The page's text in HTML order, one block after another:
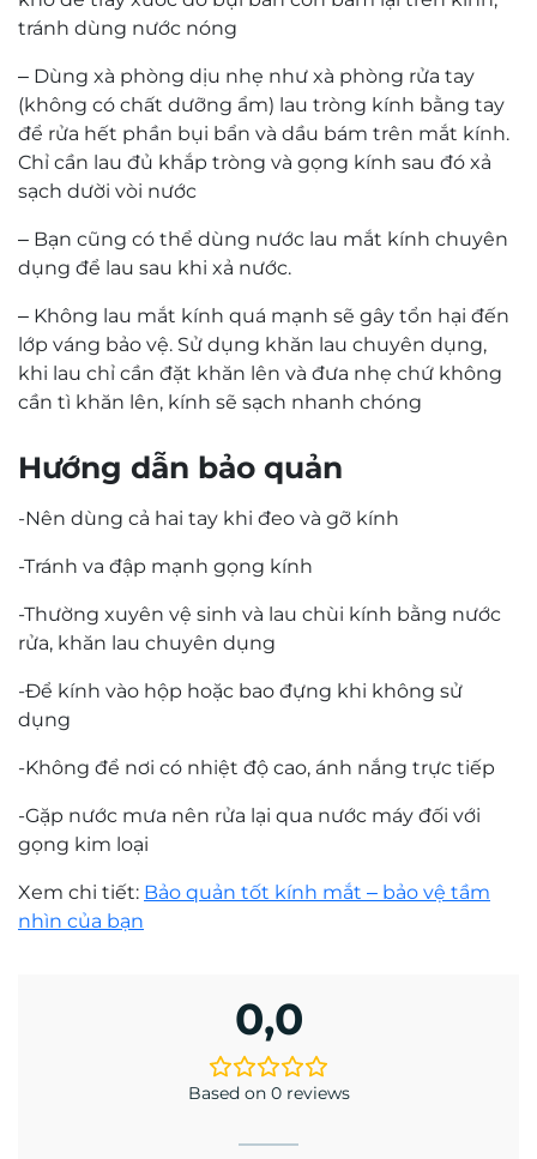
ý nhất!
tránh dùng nước nóng
– Dùng xà phòng dịu nhẹ như xà phòng rửa tay
(không có chất dưỡng ẩm) lau tròng kính bằng tay
để rửa hết phần bụi bẩn và dầu bám trên mắt kính.
Chỉ cần lau đủ khắp tròng và gọng kính sau đó xả
sạch dười vòi nước
– Bạn cũng có thể dùng nước lau mắt kính chuyên
dụng để lau sau khi xả nước.
– Không lau mắt kính quá mạnh sẽ gây tổn hại đến
lớp váng bảo vệ. Sử dụng khăn lau chuyên dụng,
khi lau chỉ cần đặt khăn lên và đưa nhẹ chứ không
cần tì khăn lên, kính sẽ sạch nhanh chóng
Hướng dẫn bảo quản
-Nên dùng cả hai tay khi đeo và gỡ kính
-Tránh va đập mạnh gọng kính
-Thường xuyên vệ sinh và lau chùi kính bằng nước
rửa, khăn lau chuyên dụng
-Để kính vào hộp hoặc bao đựng khi không sử
dụng
-Không để nơi có nhiệt độ cao, ánh nắng trực tiếp
-Gặp nước mưa nên rửa lại qua nước máy đối với
gọng kim loại
Xem chi tiết: Bảo quản tốt kính mắt – bảo vệ tầm
nhìn của bạn
0,0
Based on 0 reviews